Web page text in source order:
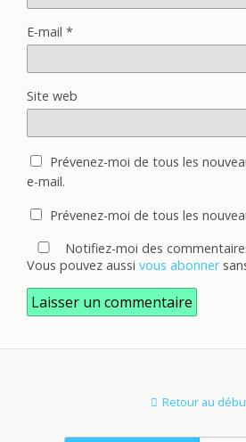
E-mail *
Site web
Prévenez-moi de tous les
e-mail.
Prévenez-moi de tous les
Notifiez-moi des
Vous pouvez aussi vous abonner
Retour au